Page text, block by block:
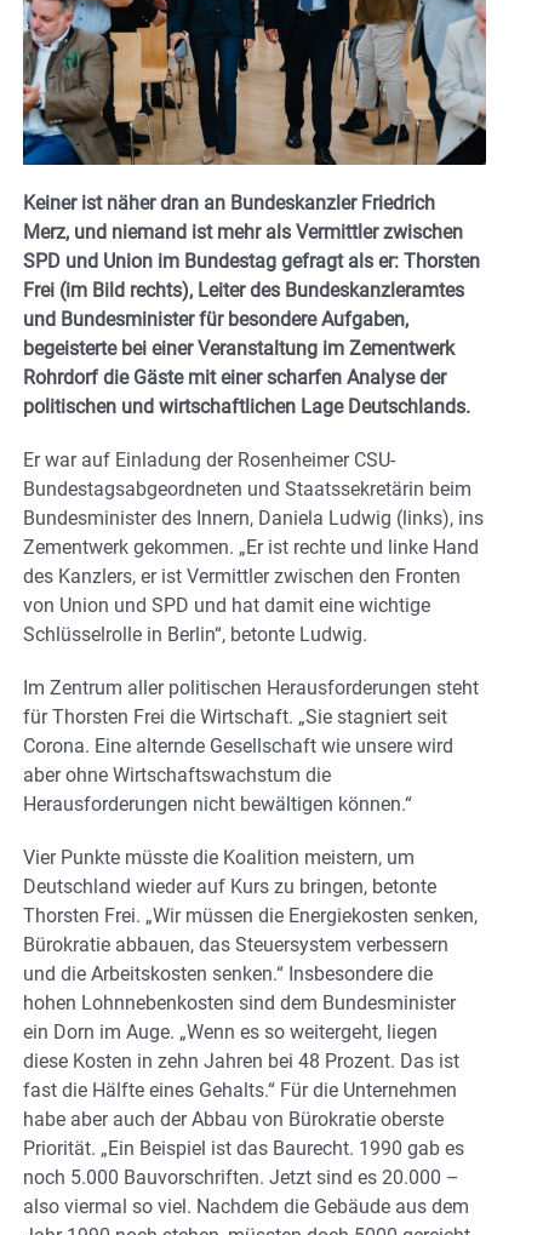
Keiner ist näher dran an Bundeskanzler Friedrich
Merz, und niemand ist mehr als Vermittler zwischen
SPD und Union im Bundestag gefragt als er: Thorsten
Frei (im Bild rechts), Leiter des Bundeskanzleramtes
und Bundesminister für besondere Aufgaben,
begeisterte bei einer Veranstaltung im Zementwerk
Rohrdorf die Gäste mit einer scharfen Analyse der
politischen und wirtschaftlichen Lage Deutschlands.
Er war auf Einladung der Rosenheimer CSU-
Bundestagsabgeordneten und Staatssekretärin beim
Bundesminister des Innern, Daniela Ludwig (links), ins
Zementwerk gekommen. „Er ist rechte und linke Hand
des Kanzlers, er ist Vermittler zwischen den Fronten
von Union und SPD und hat damit eine wichtige
Schlüsselrolle in Berlin“, betonte Ludwig.
Im Zentrum aller politischen Herausforderungen steht
für Thorsten Frei die Wirtschaft. „Sie stagniert seit
Corona. Eine alternde Gesellschaft wie unsere wird
aber ohne Wirtschaftswachstum die
Herausforderungen nicht bewältigen können.“
Vier Punkte müsste die Koalition meistern, um
Deutschland wieder auf Kurs zu bringen, betonte
Thorsten Frei. „Wir müssen die Energiekosten senken,
Bürokratie abbauen, das Steuersystem verbessern
und die Arbeitskosten senken.“ Insbesondere die
hohen Lohnnebenkosten sind dem Bundesminister
ein Dorn im Auge. „Wenn es so weitergeht, liegen
diese Kosten in zehn Jahren bei 48 Prozent. Das ist
fast die Hälfte eines Gehalts.“ Für die Unternehmen
habe aber auch der Abbau von Bürokratie oberste
Priorität. „Ein Beispiel ist das Baurecht. 1990 gab es
noch 5.000 Bauvorschriften. Jetzt sind es 20.000 –
also viermal so viel. Nachdem die Gebäude aus dem